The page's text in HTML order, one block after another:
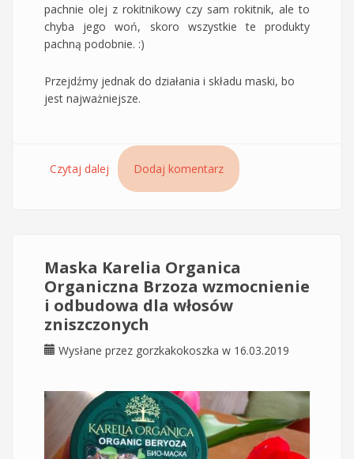
pachnie olej z rokitnikowy czy sam rokitnik, ale to
chyba jego woń, skoro wszystkie te produkty
pachną podobnie. :)
Przejdźmy jednak do działania i składu maski, bo
jest najważniejsze.
Czytaj dalej wpis Maska Karelia Organica Organic Oblepikha
głęboka odnowa oraz nasycenie z rokitnikiem i
Dodaj komentarz
Maska Karelia Organica
Organiczna Brzoza wzmocnienie
i odbudowa dla włosów
zniszczonych
Wysłane przez gorzkakokoszka w 16.03.2019